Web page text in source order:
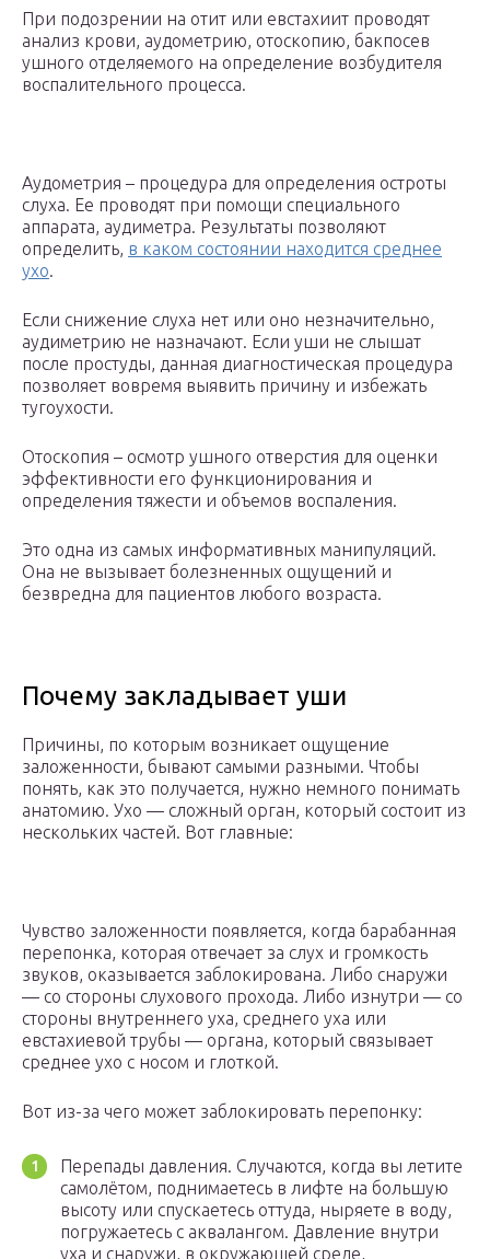
При подозрении на отит или евстахиит проводят
анализ крови, аудометрию, отоскопию, бакпосев
ушного отделяемого на определение возбудителя
воспалительного процесса.
Аудометрия – процедура для определения остроты
слуха. Ее проводят при помощи специального
аппарата, аудиметра. Результаты позволяют
определить, в каком состоянии находится среднее
ухо.
Если снижение слуха нет или оно незначительно,
аудиметрию не назначают. Если уши не слышат
после простуды, данная диагностическая процедура
позволяет вовремя выявить причину и избежать
тугоухости.
Отоскопия – осмотр ушного отверстия для оценки
эффективности его функционирования и
определения тяжести и объемов воспаления.
Это одна из самых информативных манипуляций.
Она не вызывает болезненных ощущений и
безвредна для пациентов любого возраста.
Почему закладывает уши
Причины, по которым возникает ощущение
заложенности, бывают самыми разными. Чтобы
понять, как это получается, нужно немного понимать
анатомию. Ухо — сложный орган, который состоит из
нескольких частей. Вот главные:
Чувство заложенности появляется, когда барабанная
перепонка, которая отвечает за слух и громкость
звуков, оказывается заблокирована. Либо снаружи
— со стороны слухового прохода. Либо изнутри — со
стороны внутреннего уха, среднего уха или
евстахиевой трубы — органа, который связывает
среднее ухо с носом и глоткой.
Вот из-за чего может заблокировать перепонку:
Перепады давления. Случаются, когда вы летите
самолётом, поднимаетесь в лифте на большую
высоту или спускаетесь оттуда, ныряете в воду,
погружаетесь с аквалангом. Давление внутри
уха и снаружи, в окружающей среде,